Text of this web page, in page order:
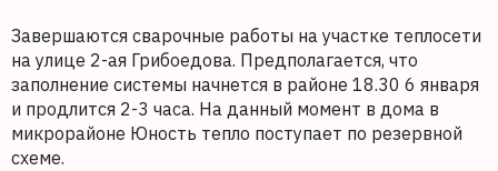
Завершаются сварочные работы на участке теплосети
на улице 2-ая Грибоедова. Предполагается, что
заполнение системы начнется в районе 18.30 6 января
и продлится 2-3 часа. На данный момент в дома в
микрорайоне Юность тепло поступает по резервной
схеме.